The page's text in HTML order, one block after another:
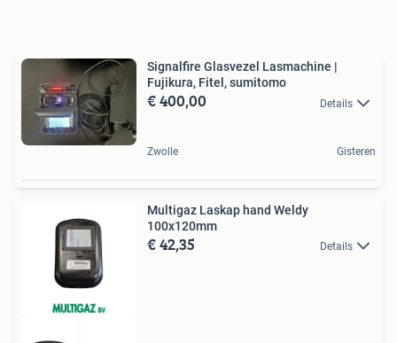
Signalfire Glasvezel Lasmachine |
Fujikura, Fitel, sumitomo
€ 400,00 Details
Zwolle Gisteren
Multigaz Laskap hand Weldy
100x120mm
€ 42,35 Details